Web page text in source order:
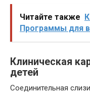
Читайте также
Программы для
Клиническая
детей
Соединительная